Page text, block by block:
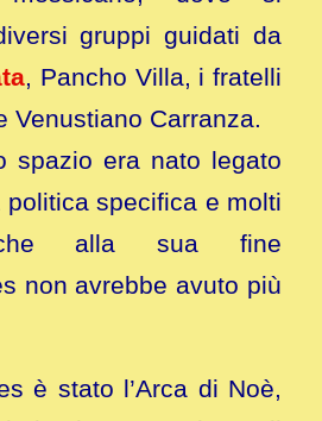
gruppi guidati da
, Pancho Villa, i fratelli
Venustiano Carranza.
spazio era nato legato
politica specifica e molti
che alla sua fine
non avrebbe avuto più
è stato l’Arca di Noè,